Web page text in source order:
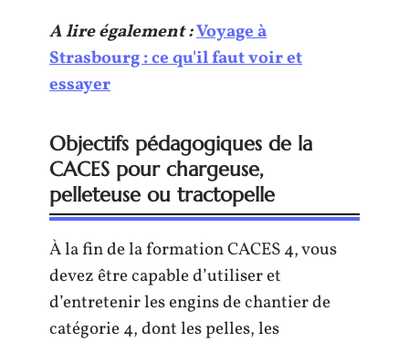
A lire également :Voyage à
Strasbourg : ce qu'il faut voir et
essayer
Objectifs pédagogiques de la
CACES pour chargeuse,
pelleteuse ou tractopelle
À la fin de la formation CACES 4, vous
devez être capable d’utiliser et
d’entretenir les engins de chantier de
catégorie 4, dont les pelles, les